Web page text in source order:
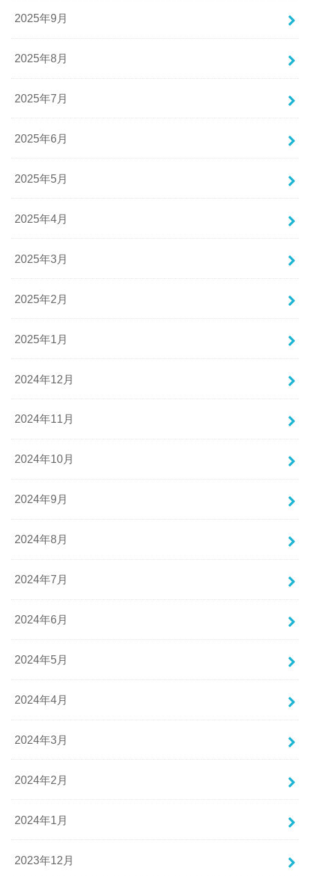
2025年9月
2025年8月
2025年7月
2025年6月
2025年5月
2025年4月
2025年3月
2025年2月
2025年1月
2024年12月
2024年11月
2024年10月
2024年9月
2024年8月
2024年7月
2024年6月
2024年5月
2024年4月
2024年3月
2024年2月
2024年1月
2023年12月